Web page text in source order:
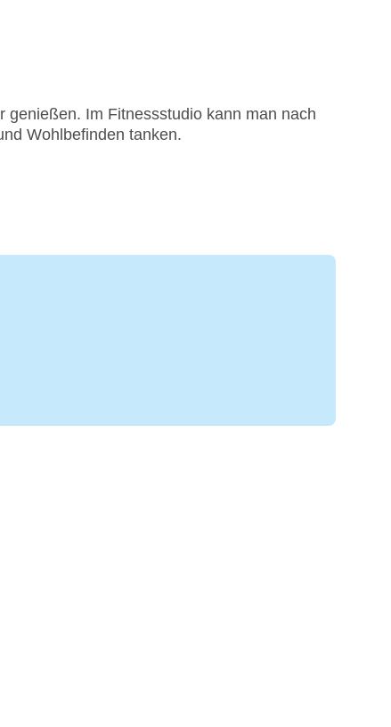
genießen. Im Fitnessstudio kann man nach
Wohlbefinden tanken.